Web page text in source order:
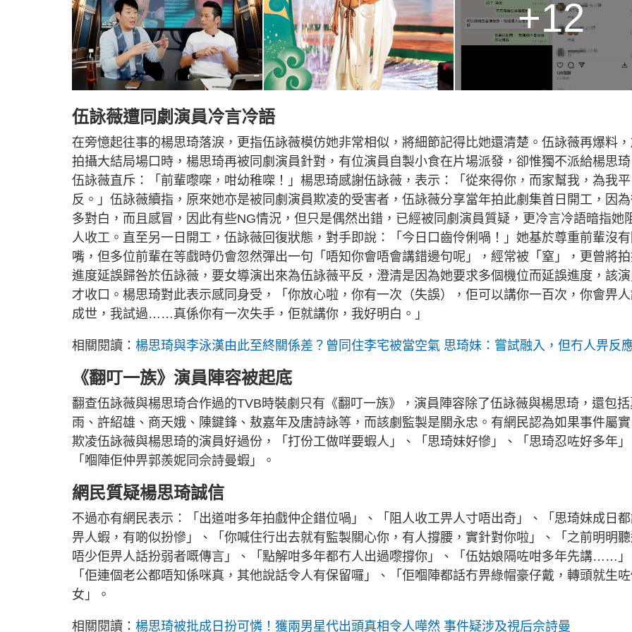
+12
伍詠薇遭同劇演員冷言冷語
在旁憶起往事的楊思琦落淚，更指伍詠薇模仿她非常相似，將細節記得比她還清楚。伍詠薇再爆料
拍攝大結局場口時，楊思琦再被同劇演員針對，有位演員自製小食在片場派發，卻惟獨不派給楊思琦
伍詠薇直斥：「前輩嚟㗎，咁幼稚㗎！」楊思琦感謝伍詠薇，表示：「從來得你，而家幫我，為我平
反。」伍詠薇續指，原來她亦是被同劇演員欺凌的受害者，伍詠薇分享當年拍此劇集首日開工，因
多對白，而且感冒，因此有些NG情況，但只是偶然出錯，已經被同劇演員質疑，更冷言冷語暗指她
人收工。直至另一日開工，伍詠薇回復狀態，對手即說：「今日口齒伶俐喎！」她基於尊重前輩沒有
嘴，但多位前輩在等戲時仍會忽然彈出一句「唔知你會唔會講錯邊句呢」，經常被「窒」，更曾將
進度延誤歸咎於伍詠薇，要女導演出來為伍詠薇平反，澄清是因為她要求多個機位而延誤進度，該演
才收口。楊思琦對此表示感同身受，「你放心啦，你有一次（失誤），佢可以講你一百次，你會畀
成世，我試過……真係你有一次失手，佢就講你，我好明白。」
相關閱讀： 楊思琦與李泳漢由此至終關係差？曾同住李宅被當空氣 思琦妹：嘗試融入，但冇人畀反
《翻叮一族》演員陣容被起底
翻查伍詠薇與楊思琦合作過的TVB時裝劇只有《翻叮一族》，演員陣容除了伍詠薇與楊思琦，還包括
雨、許紹雄、商天娥、陳鍵鋒、敖嘉年及唐詩詠等，而該劇監製是關永忠。有網民認為如果事件屬實
欺凌伍詠薇與楊思琦的演員好過份，「打份工做咩要蝦人」、「思琦妹好慘」、「思琦忍咗好多年」
「嗰陣佢仲畀郭羨妮同佘詩曼蝦」。
網民質疑楊思琦誠信
不過亦有網民表示：「出道咁多年拍戲仲企錯位喎」、「阻人收工畀人寸唔出奇」、「思琦妹成日
畀人蝦，有啲似扮慘」、「你喊住行出去就有監製關心你，有人撐腰，實針對你啦」、「之前明明
唔少佢畀人話扮弱者嘅傳言」、「點解咁多年都冇人出過嚟撐你」、「伍姑娘隔咗咁多年先講……」
「佢連個老公都唔知係咪真，其他說話令人有保留囉」、「佢嗰陣都話冇畀綠帽豪仔戴，轉頭就生咗
女」。
相關閱讀： 楊思琦被批成日扮可憐！獲兩男星代出頭真相令人嘩然 事件疑涉及視后佘詩曼